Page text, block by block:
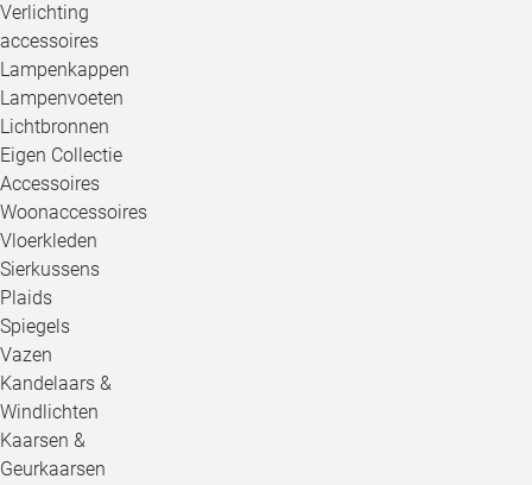
Verlichting
accessoires
Lampenkappen
Lampenvoeten
Lichtbronnen
Eigen Collectie
Accessoires
Woonaccessoires
Vloerkleden
Sierkussens
Plaids
Spiegels
Vazen
Kandelaars &
Windlichten
Kaarsen &
Geurkaarsen